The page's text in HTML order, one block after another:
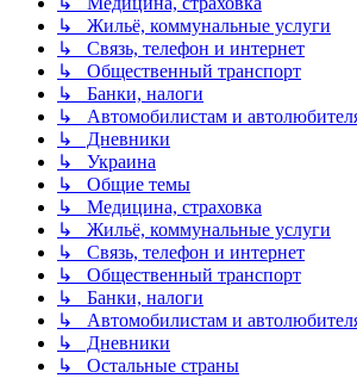
↳ Жильё, коммунальные услуги
↳ Связь, телефон и интернет
↳ Общественный транспорт
↳ Банки, налоги
↳ Автомобилистам и
↳ Дневники
↳ Украина
↳ Общие темы
↳ Медицина, страховка
↳ Жильё, коммунальные услуги
↳ Связь, телефон и интернет
↳ Общественный транспорт
↳ Банки, налоги
↳ Автомобилистам и
↳ Дневники
↳ Остальные страны